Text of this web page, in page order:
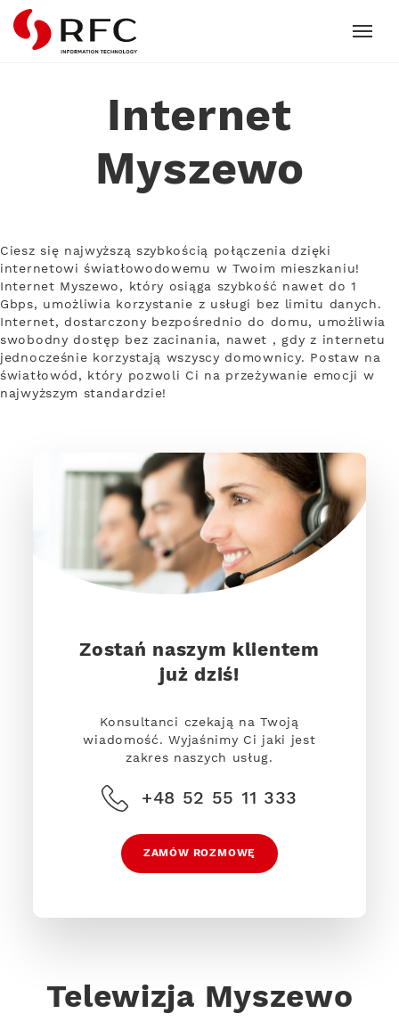
RFC
Internet
Myszewo
Ciesz się najwyższą szybkością połączenia dzięki
internetowi światłowodowemu w Twoim mieszkaniu!
Internet Myszewo, który osiąga szybkość nawet do 1
Gbps, umożliwia korzystanie z usługi bez limitu danych.
Internet, dostarczony bezpośrednio do domu, umożliwia
swobodny dostęp bez zacinania, nawet , gdy z internetu
jednocześnie korzystają wszyscy domownicy. Postaw na
światłowód, który pozwoli Ci na przeżywanie emocji w
najwyższym standardzie!
Zostań naszym klientem
już dziś!
Konsultanci czekają na Twoją
wiadomość. Wyjaśnimy Ci jaki jest
zakres naszych usług.
+48 52 55 11 333
ZAMÓW ROZMOWĘ
Telewizja Myszewo